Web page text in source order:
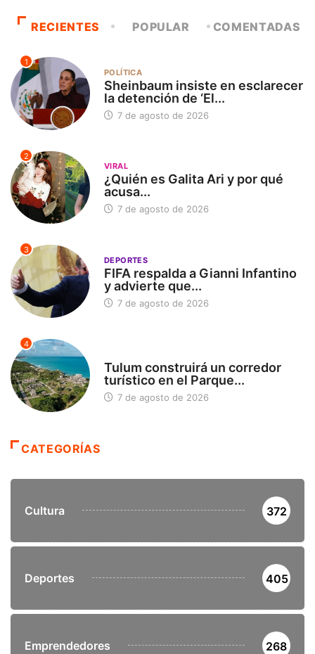
RECIENTES POPULAR COMENTADAS
1
POLÍTICA
Sheinbaum insiste en esclarecer
la detención de ‘El...
7 de agosto de 2026
2
VIRAL
¿Quién es Galita Ari y por qué
acusa...
7 de agosto de 2026
3
DEPORTES
FIFA respalda a Gianni Infantino
y advierte que...
7 de agosto de 2026
4
Tulum construirá un corredor
turístico en el Parque...
7 de agosto de 2026
CATEGORÍAS
Cultura 372
Deportes 405
Emprendedores 268